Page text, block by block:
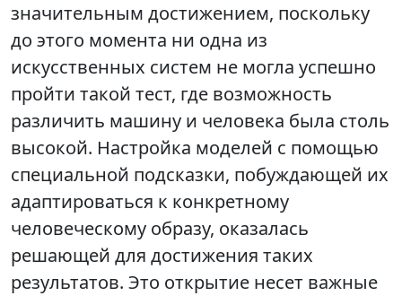
значительным достижением, поскольку
до этого момента ни одна из
искусственных систем не могла успешно
пройти такой тест, где возможность
различить машину и человека была столь
высокой. Настройка моделей с помощью
специальной подсказки, побуждающей их
адаптироваться к конкретному
человеческому образу, оказалась
решающей для достижения таких
результатов. Это открытие несет важные